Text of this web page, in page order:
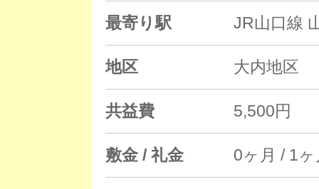
最寄り駅 JR山口線
地区 大内地区
共益費 5,500円
敷金 / 礼金 0ヶ月 / 1ヶ